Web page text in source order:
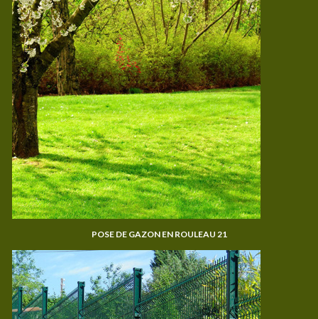
POSE DE GAZON EN ROULEAU 21